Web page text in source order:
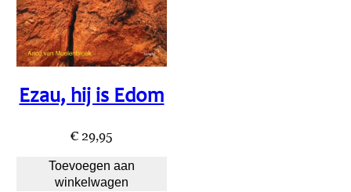
Ezau, hij is Edom
€ 29,95
Toevoegen aan
winkelwagen